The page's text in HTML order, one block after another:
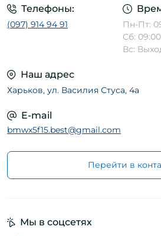
Телефоны:
(097) 914 94 91
Пн-Пт:
Сб:
Вс:
Наш адрес
Харьков, ул. Василия Стуса, 4а
E-mail
bmwx5f15.best@gmail.com
Перейти в
Мы в соцсетях